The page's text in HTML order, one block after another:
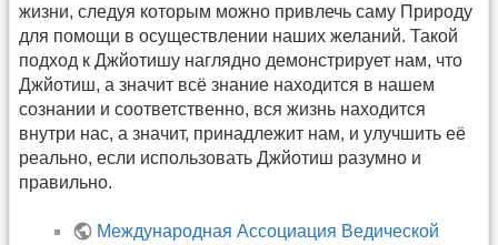
жизни, следуя которым можно привлечь саму Природу
для помощи в осуществлении наших желаний. Такой
подход к Джйотишу наглядно демонстрирует нам, что
Джйотиш, а значит всё знание находится в нашем
сознании и соответственно, вся жизнь находится
внутри нас, а значит, принадлежит нам, и улучшить её
реально, если использовать Джйотиш разумно и
правильно.
Международная Ассоциация Ведической